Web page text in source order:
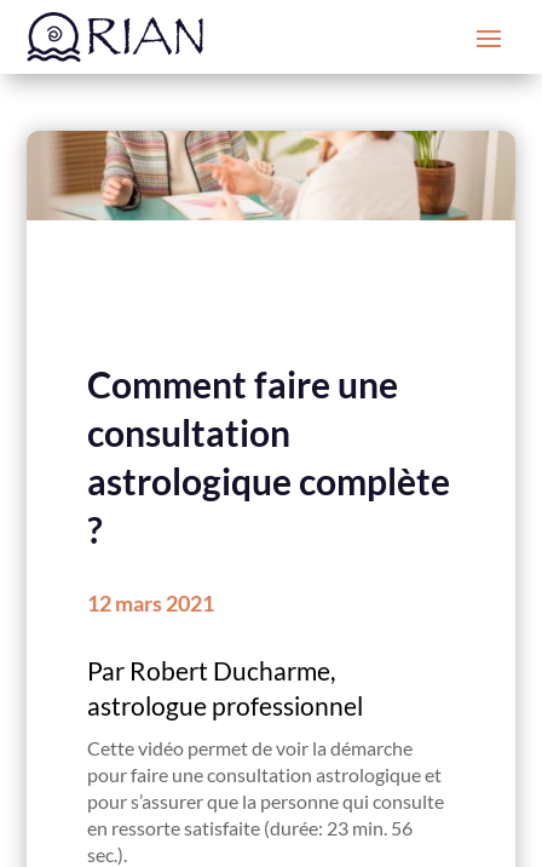
Comment faire une
consultation
astrologique complète
?
12 mars 2021
Par Robert Ducharme,
astrologue professionnel
Cette vidéo permet de voir la démarche
pour faire une consultation astrologique et
pour s’assurer que la personne qui consulte
en ressorte satisfaite (durée: 23 min. 56
sec.).